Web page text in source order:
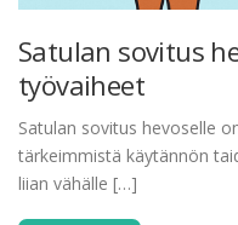
Satulan sovitus
työvaiheet
Satulan sovitus hevoselle
tärkeimmistä käytännön
liian vähälle […]